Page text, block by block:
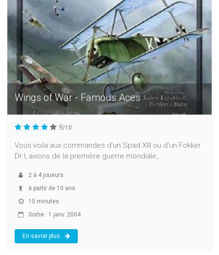
Wings of War - Famous Aces
8/10
Vous voila aux commandes d'un Spad XIII ou d'un Fokker
Dr I, avions de la première guerre mondiale,...
2 à 4 joueurs
à partir de 10 ans
15 minutes
Sortie : 1 janv. 2004
En savoir plus